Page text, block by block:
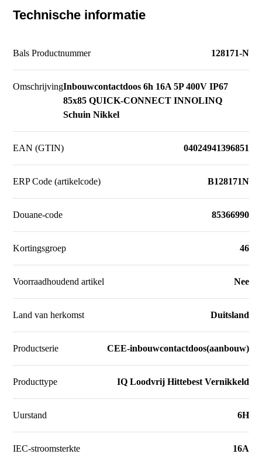
Technische informatie
Bals Productnummer 128171-N
OmschrijvingInbouwcontactdoos 6h 16A 5P 400V IP67
85x85 QUICK-CONNECT INNOLINQ
Schuin Nikkel
EAN (GTIN) 04024941396851
ERP Code (artikelcode) B128171N
Douane-code 85366990
Kortingsgroep 46
Voorraadhoudend artikel Nee
Land van herkomst Duitsland
Productserie CEE-inbouwcontactdoos(aanbouw)
Producttype IQ Loodvrij Hittebest Vernikkeld
Uurstand 6H
IEC-stroomsterkte 16A